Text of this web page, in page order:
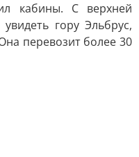
кабины. С верхней
гору Эльбрус,
перевозит более 30